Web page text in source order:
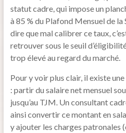
statut cadre, qui impose un
à 85 % du Plafond Mensuel de
dire que mal calibrer ce taux,
retrouver sous le seuil
trop élevé au regard du marché.
Pour y voir plus clair, il existe
: partir du salaire net mensuel
jusqu’au TJM. Un consultant
ainsi convertir ce montant en
y ajouter les charges patronales